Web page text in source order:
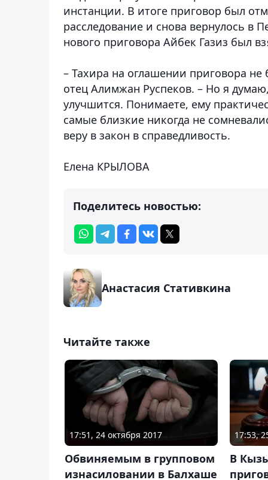
инстанции. В итоге приговор был
расследование и снова вернулось в
нового приговора Айбек Газиз был
– Тахира на оглашении приговора не
отец Алимжан Руспеков. – Но я
улучшится. Понимаете, ему
самые близкие никогда не
веру в закон в справедливость.
Елена КРЫЛОВА
Поделитесь новостью:
Анастасия Стативкина
Читайте также
17:51, 24 октября 2017
Обвиняемым в групповом
изнасиловании в Балхаше
17:53,
В